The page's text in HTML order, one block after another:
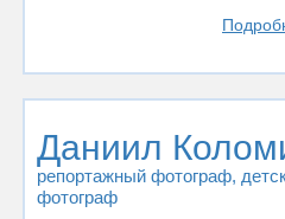
Даниил
репортажный фотограф,
фотограф